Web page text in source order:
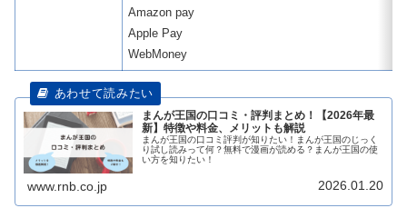
Amazon pay
Apple Pay
WebMoney
まんが王国の口コミ・評判まとめ！【2026年最
新】特徴や料金、メリットも解説
まんが王国の口コミ評判が知りたい！まんが王国のじっく
り試し読みって何？無料で漫画が読める？まんが王国の使
い方を知りたい！
www.rnb.co.jp 2026.01.20